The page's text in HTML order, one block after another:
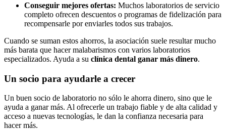
Conseguir mejores ofertas: Muchos laboratorios de servicio
completo ofrecen descuentos o programas de fidelización para
recompensarle por enviarles todos sus trabajos.
Cuando se suman estos ahorros, la asociación suele resultar mucho
más barata que hacer malabarismos con varios laboratorios
especializados. Ayuda a su clínica dental ganar más dinero.
Un socio para ayudarle a crecer
Un buen socio de laboratorio no sólo le ahorra dinero, sino que le
ayuda a ganar más. Al ofrecerle un trabajo fiable y de alta calidad y
acceso a nuevas tecnologías, le dan la confianza necesaria para
hacer más.